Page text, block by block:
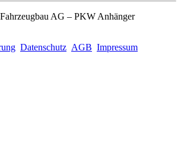
AG – PKW Anhänger
Datenschutz AGB Impressum